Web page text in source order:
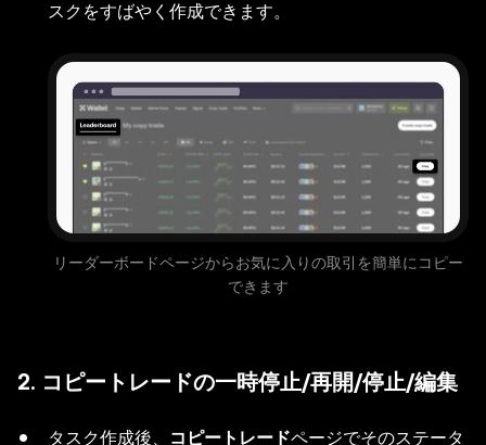
スクをすばやく作成できます。
リーダーボードページからお気に入りの取引を簡単にコピー
できます
2. コピートレードの一時停止/再開/停止/編集
タスク作成後、 コピートレードページでそのステータ